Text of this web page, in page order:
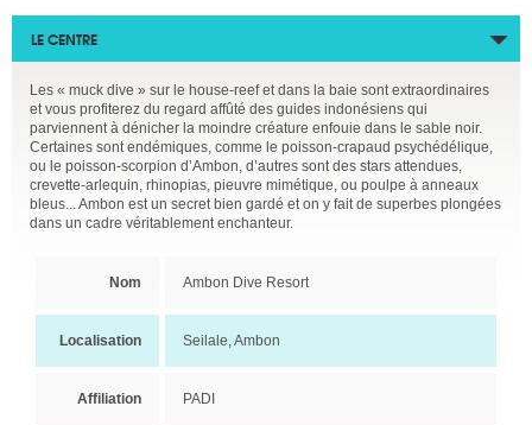
LE CENTRE
Les « muck dive » sur le house-reef et dans la baie sont extraordinaires
et vous profiterez du regard affûté des guides indonésiens qui
parviennent à dénicher la moindre créature enfouie dans le sable noir.
Certaines sont endémiques, comme le poisson-crapaud psychédélique,
ou le poisson-scorpion d’Ambon, d’autres sont des stars attendues,
crevette-arlequin, rhinopias, pieuvre mimétique, ou poulpe à anneaux
bleus... Ambon est un secret bien gardé et on y fait de superbes plongées
dans un cadre véritablement enchanteur.
Nom Ambon Dive Resort
Localisation Seilale, Ambon
Affiliation PADI